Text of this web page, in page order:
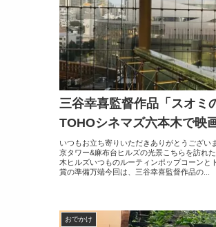
三谷幸喜監督作品「スオミ
TOHOシネマズ六本木で映
いつもお立ち寄りいただきありがとうござい
京タワー&麻布台ヒルズの光景こちらを訪れ
木ヒルズいつものルーティンポップコーンと
賞の準備万端今回は、三谷幸喜監督作品の...
おでかけ